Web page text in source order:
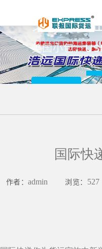
义乌专
美国小包，
国际快
作者：admin 浏览： 527